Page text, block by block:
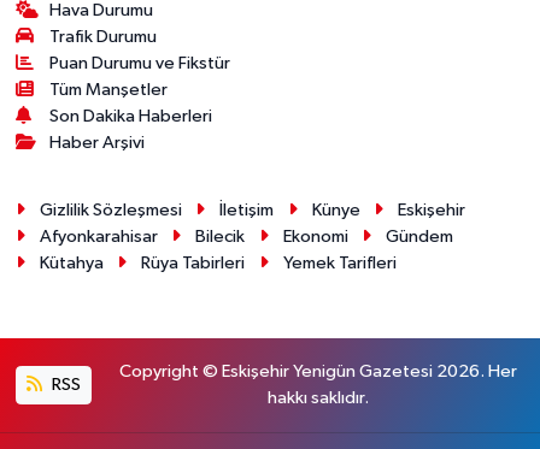
Hava Durumu
Trafik Durumu
Puan Durumu ve Fikstür
Tüm Manşetler
Son Dakika Haberleri
Haber Arşivi
Gizlilik Sözleşmesi İletişim Künye
Eskişehir
Afyonkarahisar
Bilecik Ekonomi
Gündem
Kütahya
Rüya Tabirleri Yemek Tarifleri
RSS
Copyright © Eskişehir Yenigün Gazetesi 2026. Her
hakkı saklıdır.